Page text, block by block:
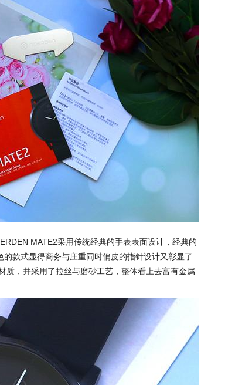
MATE2采用传统经典的手表表面设计，经典的
款式显得商务与庄重同时俏皮的指针设计又彰显了
质，并采用了拉丝与磨砂工艺，整体看上去富有金属